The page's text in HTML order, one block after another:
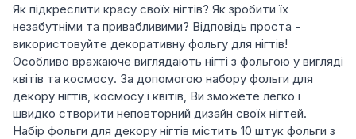
Як підкреслити красу своїх нігтів? Як зробити їх
незабутніми та привабливими? Відповідь проста -
використовуйте декоративну фольгу для нігтів!
Особливо вражаюче виглядають нігті з фольгою у вигляді
квітів та космосу. За допомогою набору фольги для
декору нігтів, космосу і квітів, Ви зможете легко і
швидко створити неповторний дизайн своїх нігтей.
Набір фольги для декору нігтів містить 10 штук фольги з